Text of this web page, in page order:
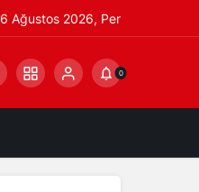
6 Ağustos 2026, Per
0